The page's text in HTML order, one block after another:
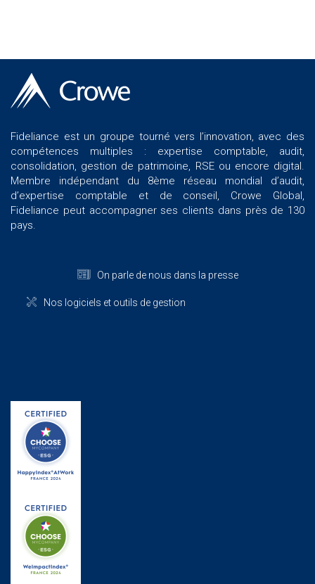
Fideliance est un groupe tourné vers l’innovation, avec des
compétences multiples : expertise comptable, audit,
consolidation, gestion de patrimoine, RSE ou encore digital.
Membre indépendant du 8ème réseau mondial d’audit,
d’expertise comptable et de conseil, Crowe Global,
Fideliance peut accompagner ses clients dans près de 130
pays.
On parle de nous dans la presse
Nos logiciels et outils de gestion